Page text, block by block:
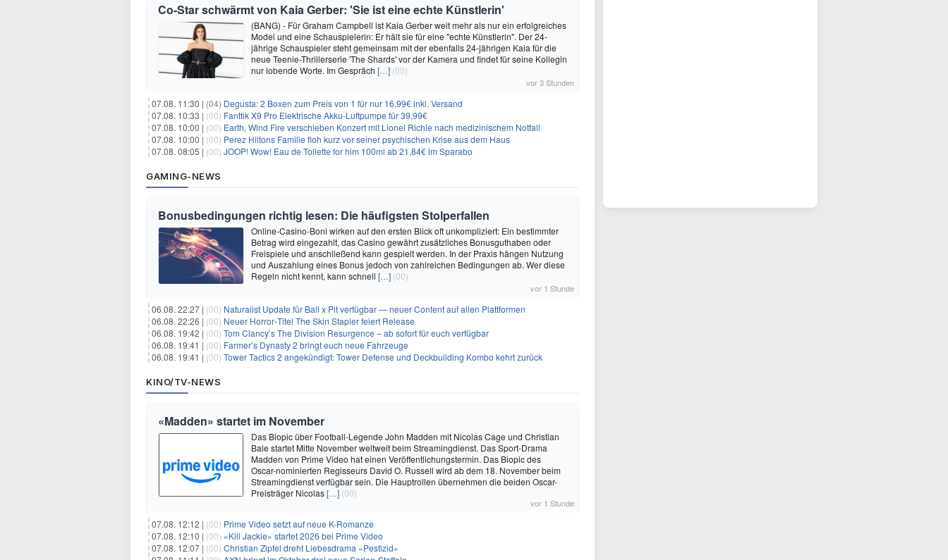
Co-Star schwärmt von Kaia Gerber: 'Sie ist eine echte Künstlerin'
(BANG) - Für Graham Campbell ist Kaia Gerber weit mehr als nur ein erfolgreiches
Model und eine Schauspielerin: Er hält sie für eine "echte Künstlerin". Der 24-
jährige Schauspieler steht gemeinsam mit der ebenfalls 24-jährigen Kaia für die
neue Teenie-Thrillerserie 'The Shards' vor der Kamera und findet für seine Kollegin
nur lobende Worte. Im Gespräch […] (00)
vor 3 Stunden
07.08. 11:30 | (04) Degusta: 2 Boxen zum Preis von 1 für nur 16,99€ inkl. Versand
07.08. 10:33 | (00) Fanttik X9 Pro Elektrische Akku-Luftpumpe für 39,99€
07.08. 10:00 | (00) Earth, Wind Fire verschieben Konzert mit Lionel Richie nach medizinischem Notfall
07.08. 10:00 | (00) Perez Hiltons Familie floh kurz vor seiner psychischen Krise aus dem Haus
07.08. 08:05 | (00) JOOP! Wow! Eau de Toilette for him 100ml ab 21,84€ im Sparabo
GAMING-NEWS
Bonusbedingungen richtig lesen: Die häufigsten Stolperfallen
Online-Casino-Boni wirken auf den ersten Blick oft unkompliziert: Ein bestimmter
Betrag wird eingezahlt, das Casino gewährt zusätzliches Bonusguthaben oder
Freispiele und anschließend kann gespielt werden. In der Praxis hängen Nutzung
und Auszahlung eines Bonus jedoch von zahlreichen Bedingungen ab. Wer diese
Regeln nicht kennt, kann schnell […] (00)
vor 1 Stunde
06.08. 22:27 | (00) Naturalist Update für Ball x Pit verfügbar — neuer Content auf allen Plattformen
06.08. 22:26 | (00) Neuer Horror‑Titel The Skin Stapler feiert Release
06.08. 19:42 | (00) Tom Clancy’s The Division Resurgence – ab sofort für euch verfügbar
06.08. 19:41 | (00) Farmer’s Dynasty 2 bringt euch neue Fahrzeuge
06.08. 19:41 | (00) Tower Tactics 2 angekündigt: Tower Defense und Deckbuilding Kombo kehrt zurück
KINO/TV-NEWS
«Madden» startet im November
Das Biopic über Football-Legende John Madden mit Nicolas Cage und Christian
Bale startet Mitte November weltweit beim Streamingdienst. Das Sport-Drama
Madden von Prime Video hat einen Veröffentlichungstermin. Das Biopic des
Oscar-nominierten Regisseurs David O. Russell wird ab dem 18. November beim
Streamingdienst verfügbar sein. Die Hauptrollen übernehmen die beiden Oscar-
Preisträger Nicolas[…] (00)
vor 1 Stunde
07.08. 12:12 | (00) Prime Video setzt auf neue K-Romanze
07.08. 12:10 | (00) «Kill Jackie» startet 2026 bei Prime Video
07.08. 12:07 | (00) Christian Zipfel dreht Liebesdrama «Pestizid»